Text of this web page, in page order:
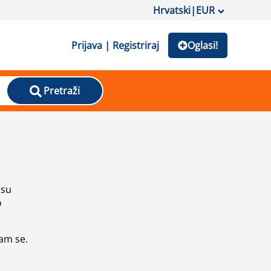
Hrvatski|EUR
Prijava | Registriraj Oglasi!
Pretraži
se.